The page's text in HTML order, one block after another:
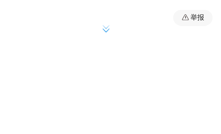
而街区C位——文三未来科技体验中心内的
举报